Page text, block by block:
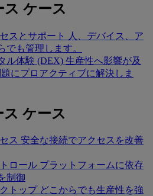
ケース
スとサポート
人、デバイス、ア
でも管理します。
ル体験 (DEX) 生産性へ影響が及
にプロアクティブに解決しま
ケース
ス 安全な接続でアクセスを改善
ロール プラットフォームに依存
制御
トップ どこからでも生産性を強